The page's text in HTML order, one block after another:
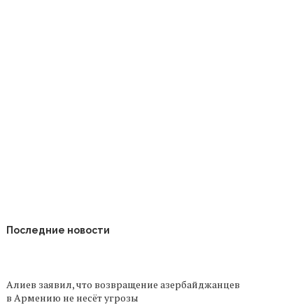
Последние новости
Алиев заявил, что возвращение азербайджанцев
в Армению не несёт угрозы